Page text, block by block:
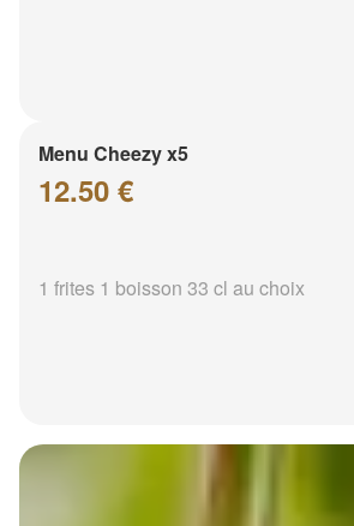
Menu Cheezy x5
12.50 €
1 frites 1 boisson 33 cl au choix